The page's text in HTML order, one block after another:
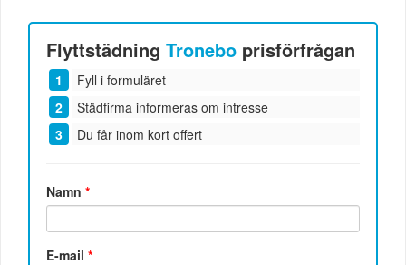
FlyttstädningTronebo prisförfrågan
Fyll i formuläret
Städfirma informeras om intresse
Du får inom kort offert
Namn*
E-mail*